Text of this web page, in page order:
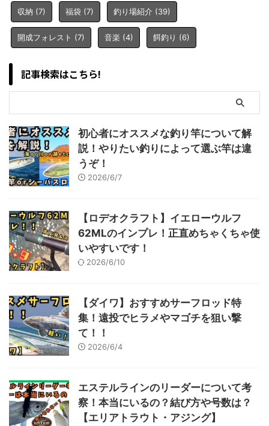
収納 (7) 福袋 (7) 釣り場紹介 (39)
開成フォレスト (7) 音楽 (4) 餌釣り (6)
記事検索はこちら!
初心者にオススメな釣り竿について解
説！やりたい釣りによって選ぶ竿は違
うぞ！
2026/6/7
【ロデオクラフト】イエローウルフ
62MLのインプレ！正直めちゃくちゃ使
いやすいです！
2026/6/10
【ダイワ】おすすめサーフロッド特
集！遠投でヒラメやマゴチを狙い撃
て！！
2026/6/4
エステルラインのリーダーについて考
察！本当にいるの？結び方や号数は？
【エリアトラウト・アジング】